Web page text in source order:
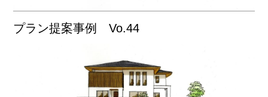
プラン提案事例 Vo.44